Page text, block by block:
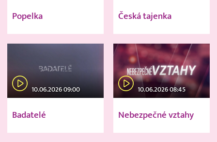
Popelka Česká tajenka
10.06.2026 09:00
Badatelé
10.06.2026 08:45
Nebezpečné vztahy